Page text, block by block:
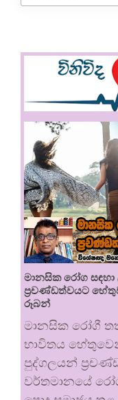
මානසික රෝග
ප්‍රචණ්ඩත්වයට
රූබන්
මානසික රෝගී
භාවිතය
පුද්ගලයන්
වර්තමානයේ